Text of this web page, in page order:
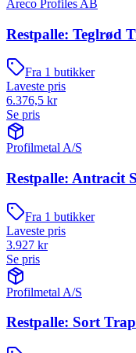
Areco Profiles AB
Restpalle: Teglrød
Fra 1 butikker
Laveste pris
6.376,5 kr
Se pris
Profilmetal A/S
Restpalle: Antracit
Fra 1 butikker
Laveste pris
3.927 kr
Se pris
Profilmetal A/S
Restpalle: Sort